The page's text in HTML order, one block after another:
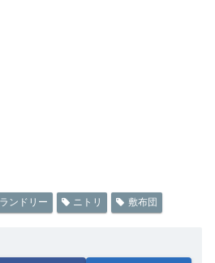
ンドリー ニトリ 敷布団